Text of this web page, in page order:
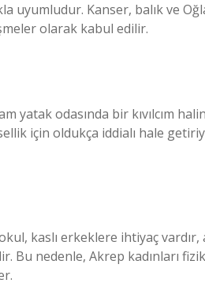
uyumludur. Kanser, balık ve
olarak kabul edilir.
yatak odasında bir kıvılcım
için oldukça iddialı hale
kaslı erkeklere ihtiyaç vardır,
Bu nedenle, Akrep kadınları